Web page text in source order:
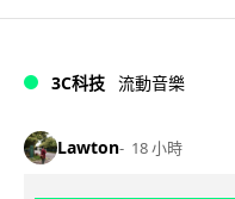
3C科技 流動音樂
Lawton 18 小時